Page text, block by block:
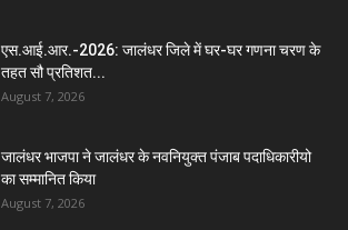
एस.आई.आर.-2026: जालंधर जिले में घर-घर गणना चरण के
तहत सौ प्रतिशत...
August 7, 2026
जालंधर भाजपा ने जालंधर के नवनियुक्त पंजाब पदाधिकारीयो
का सम्मानित किया
August 7, 2026